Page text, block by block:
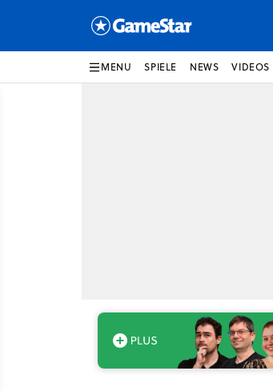
MENU SPIELE NEWS VIDEOS